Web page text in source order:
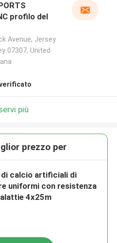
profilo del
Avenue, Jersey
07307, United
più
prezzo per
calcio artificiali di
uniformi con resistenza
4x25m